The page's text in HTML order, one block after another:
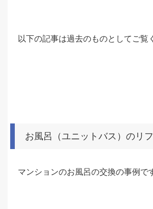
以下の記事は過去のものとしてご覧
お風呂（ユニットバス）のリ
マンションのお風呂の交換の事例で